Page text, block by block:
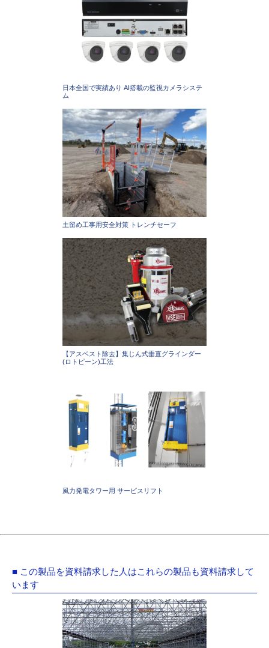
日本全国で実績あり AI搭載の監視カメラシステ
ム
土留め工事用安全対策 トレンチセーフ
【アスベスト除去】集じん式垂直グラインダー
(ロトピーン)工法
風力発電タワー用 サービスリフト
■ この製品を資料請求した人はこれらの製品も資料請求して
います